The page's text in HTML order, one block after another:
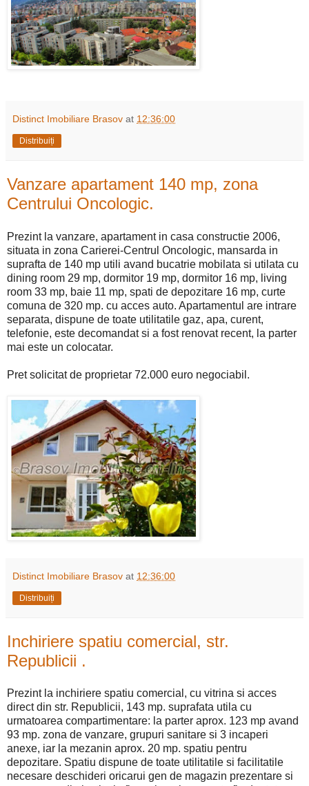
Distinct Imobiliare Brasov at 12:36:00
Distribuiți
Vanzare apartament 140 mp, zona
Centrului Oncologic.
Prezint la vanzare, apartament in casa constructie 2006,
situata in zona Carierei-Centrul Oncologic, mansarda in
suprafta de 140 mp utili avand bucatrie mobilata si utilata cu
dining room 29 mp, dormitor 19 mp, dormitor 16 mp, living
room 33 mp, baie 11 mp, spati de depozitare 16 mp, curte
comuna de 320 mp. cu acces auto. Apartamentul are intrare
separata, dispune de toate utilitatile gaz, apa, curent,
telefonie, este decomandat si a fost renovat recent, la parter
mai este un colocatar.
Pret solicitat de proprietar 72.000 euro negociabil.
Distinct Imobiliare Brasov at 12:36:00
Distribuiți
Inchiriere spatiu comercial, str.
Republicii .
Prezint la inchiriere spatiu comercial, cu vitrina si acces
direct din str. Republicii, 143 mp. suprafata utila cu
urmatoarea compartimentare: la parter aprox. 123 mp avand
93 mp. zona de vanzare, grupuri sanitare si 3 incaperi
anexe, iar la mezanin aprox. 20 mp. spatiu pentru
depozitare. Spatiu dispune de toate utilitatile si facilitatile
necesare deschideri oricarui gen de magazin prezentare si